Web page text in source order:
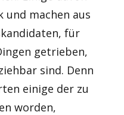
und machen aus
für
getrieben,
sind. Denn
einige der zu
worden,